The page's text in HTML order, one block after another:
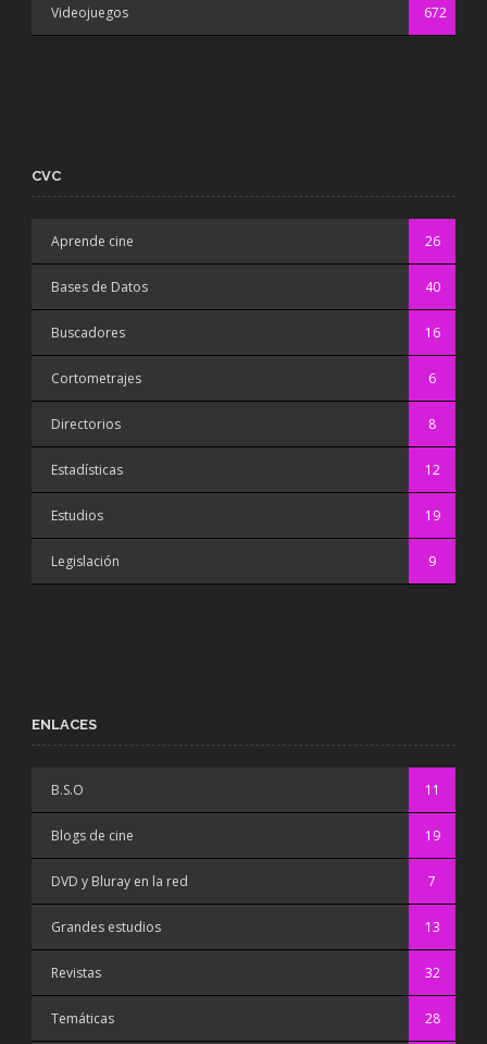
Videojuegos 672
CVC
Aprende cine 26
Bases de Datos 40
Buscadores 16
Cortometrajes 6
Directorios 8
Estadísticas 12
Estudios 19
Legislación 9
ENLACES
B.S.O 11
Blogs de cine 19
DVD y Bluray en la red 7
Grandes estudios 13
Revistas 32
Temáticas 28